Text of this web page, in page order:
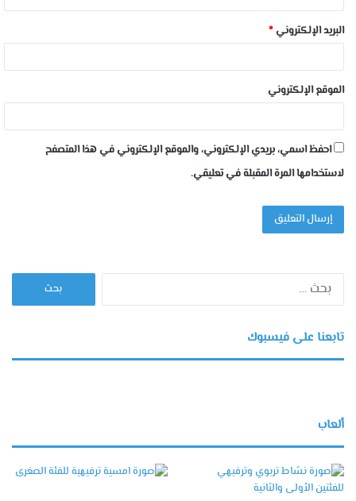
البريد الإلكتروني *
الموقع الإلكتروني
احفظ اسمي، بريدي الإلكتروني، والموقع الإلكتروني في هذا المتصفح
لاستخدامها المرة المقبلة في تعليقي.
تابعنا على فيسبوك
ألعاب